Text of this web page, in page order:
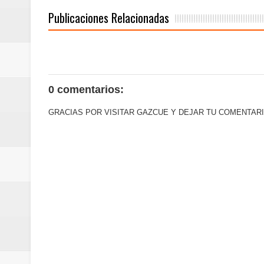
Publicaciones Relacionadas
0 comentarios:
GRACIAS POR VISITAR GAZCUE Y DEJAR TU